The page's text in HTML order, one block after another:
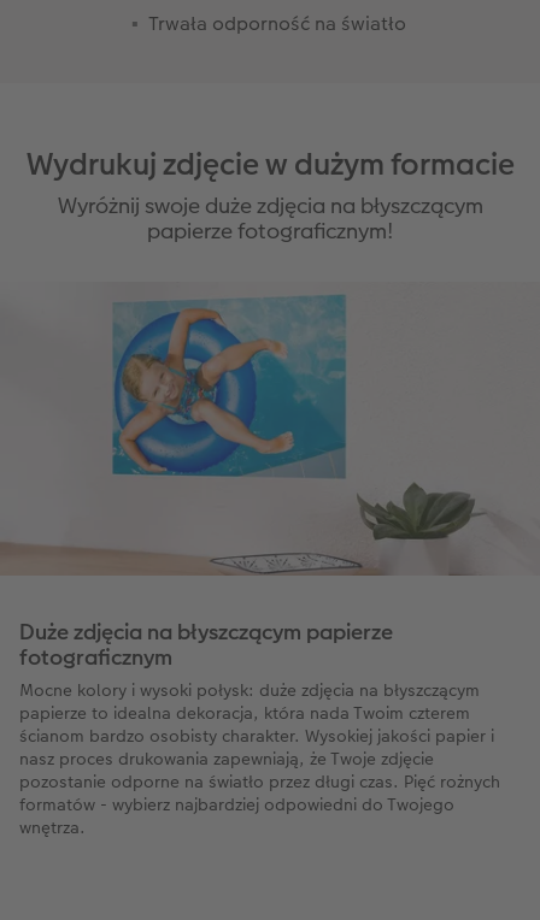
Trwała odporność na światło
Wydrukuj zdjęcie w dużym formacie
Wyróżnij swoje duże zdjęcia na błyszczącym
papierze fotograficznym!
Duże zdjęcia na błyszczącym papierze
fotograficznym
Mocne kolory i wysoki połysk: duże zdjęcia na błyszczącym
papierze to idealna dekoracja, która nada Twoim czterem
ścianom bardzo osobisty charakter. Wysokiej jakości papier i
nasz proces drukowania zapewniają, że Twoje zdjęcie
pozostanie odporne na światło przez długi czas. Pięć rożnych
formatów - wybierz najbardziej odpowiedni do Twojego
wnętrza.